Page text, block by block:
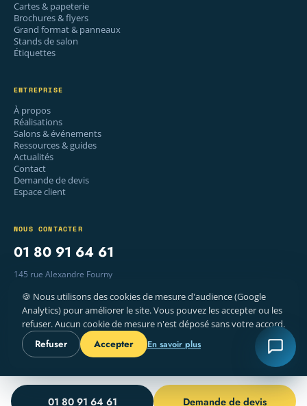
Cartes & papeterie
Brochures & flyers
Grand format & panneaux
Stands de salon
Étiquettes
ENTREPRISE
À propos
Réalisations
Salons & événements
Ressources & guides
Actualités
Contact
Demande de devis
Espace client
NOUS CONTACTER
01 80 91 64 61
145 rue Alexandre Fourny
Lun–Ven · 9 h – 18 h
© 2026 WELYE — IMPRIMERIE, PARIS
MENTIONS LÉGALES
01 80 91 64 61 Demande de devis
🍪 Nous utilisons des cookies de mesure d'audience (Google
Analytics) pour améliorer le site. Vous pouvez les accepter ou les
refuser. Aucun cookie de mesure n'est déposé sans votre accord.
Refuser Accepter En savoir plus